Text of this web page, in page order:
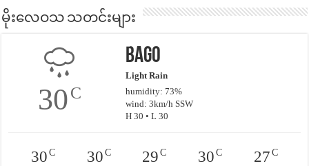
မိုးလေဝသ သတင်းများ
30C
Bago
Light Rain
humidity: 73%
wind: 3km/h SSW
H 30 • L 30
30C 30C 29 C 30C 27C